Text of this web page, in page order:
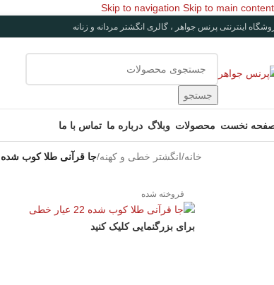
Skip to navigation Skip to main content
اینترنتی پرنس جواهر ، گالری انگشتر مردانه و زنانه
جستجو
نخست محصولات وبلاگ درباره ما تماس با ما
خانه/انگشتر خطی و کهنه/جا قرآنی طلا کوب شده 22 عیار خطی کد EGR-348
فروخته شده
برای بزرگنمایی کلیک کنید